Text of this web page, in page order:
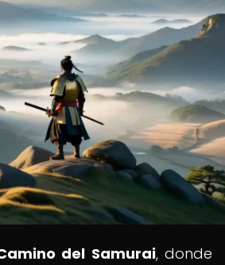
del Samurai, donde